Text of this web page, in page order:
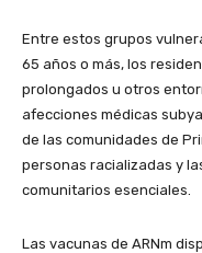
Entre estos grupos
65 años o más, los
prolongados u otros
afecciones médicas
de las comunidades de
personas racializadas y
comunitarios esenciales.
Las vacunas de ARNm